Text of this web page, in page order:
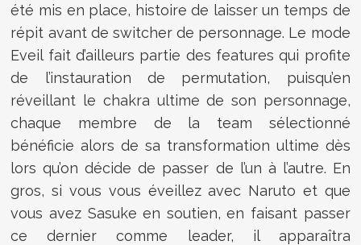
été mis en place, histoire de laisser un temps de
répit avant de switcher de personnage. Le mode
Eveil fait d’ailleurs partie des features qui profite
de l’instauration de permutation, puisqu’en
réveillant le chakra ultime de son personnage,
chaque membre de la team sélectionné
bénéficie alors de sa transformation ultime dès
lors qu’on décide de passer de l’un à l’autre. En
gros, si vous vous éveillez avec Naruto et que
vous avez Sasuke en soutien, en faisant passer
ce dernier comme leader, il apparaîtra